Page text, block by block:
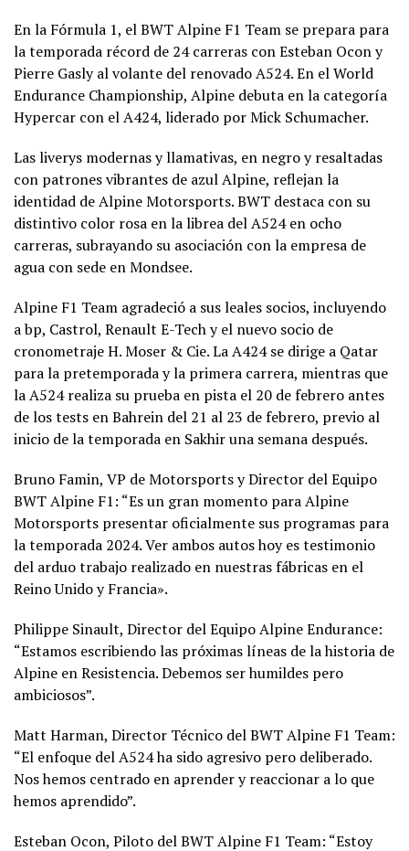
En la Fórmula 1, el BWT Alpine F1 Team se prepara para
la temporada récord de 24 carreras con Esteban Ocon y
Pierre Gasly al volante del renovado A524. En el World
Endurance Championship, Alpine debuta en la categoría
Hypercar con el A424, liderado por Mick Schumacher.
Las liverys modernas y llamativas, en negro y resaltadas
con patrones vibrantes de azul Alpine, reflejan la
identidad de Alpine Motorsports. BWT destaca con su
distintivo color rosa en la librea del A524 en ocho
carreras, subrayando su asociación con la empresa de
agua con sede en Mondsee.
Alpine F1 Team agradeció a sus leales socios, incluyendo
a bp, Castrol, Renault E-Tech y el nuevo socio de
cronometraje H. Moser & Cie. La A424 se dirige a Qatar
para la pretemporada y la primera carrera, mientras que
la A524 realiza su prueba en pista el 20 de febrero antes
de los tests en Bahrein del 21 al 23 de febrero, previo al
inicio de la temporada en Sakhir una semana después.
Bruno Famin, VP de Motorsports y Director del Equipo
BWT Alpine F1: “Es un gran momento para Alpine
Motorsports presentar oficialmente sus programas para
la temporada 2024. Ver ambos autos hoy es testimonio
del arduo trabajo realizado en nuestras fábricas en el
Reino Unido y Francia».
Philippe Sinault, Director del Equipo Alpine Endurance:
“Estamos escribiendo las próximas líneas de la historia de
Alpine en Resistencia. Debemos ser humildes pero
ambiciosos”.
Matt Harman, Director Técnico del BWT Alpine F1 Team:
“El enfoque del A524 ha sido agresivo pero deliberado.
Nos hemos centrado en aprender y reaccionar a lo que
hemos aprendido”.
Esteban Ocon, Piloto del BWT Alpine F1 Team: “Estoy